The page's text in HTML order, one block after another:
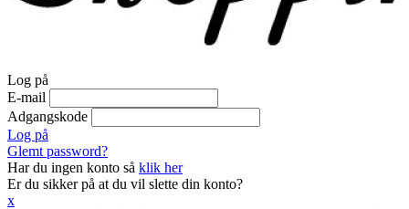
Log på
E-mail
Adgangskode
Log på
Glemt password?
Har du ingen konto så klik her
Er du sikker på at du vil slette din konto?
x